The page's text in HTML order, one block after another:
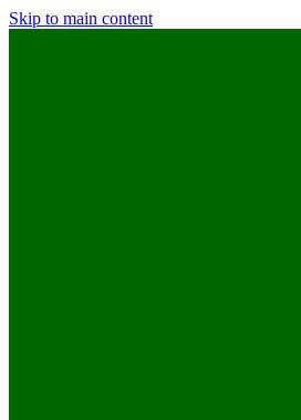
Skip to main content